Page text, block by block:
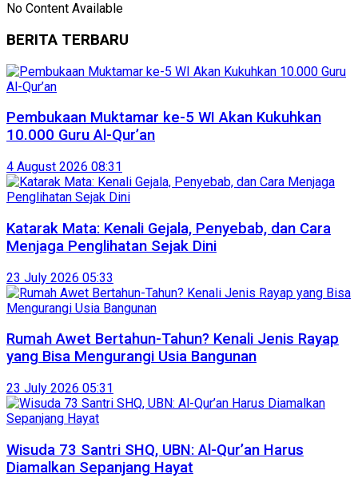
No Content Available
BERITA TERBARU
Pembukaan Muktamar ke-5 WI Akan Kukuhkan
10.000 Guru Al-Qur’an
4 August 2026 08:31
Katarak Mata: Kenali Gejala, Penyebab, dan Cara
Menjaga Penglihatan Sejak Dini
23 July 2026 05:33
Rumah Awet Bertahun-Tahun? Kenali Jenis Rayap
yang Bisa Mengurangi Usia Bangunan
23 July 2026 05:31
Wisuda 73 Santri SHQ, UBN: Al-Qur’an Harus
Diamalkan Sepanjang Hayat